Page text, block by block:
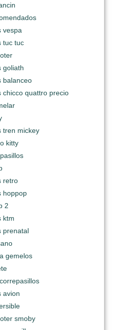
vespa
tuc tuc
goliath
balanceo
chicco quattro precio
tren mickey
kitty
retro
hoppop
2
ktm
prenatal
gemelos
avion
smoby